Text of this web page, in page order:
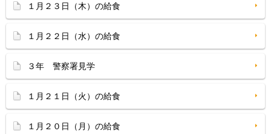
１月２３日（木）の給食
１月２２日（水）の給食
３年 警察署見学
１月２１日（火）の給食
１月２０日（月）の給食